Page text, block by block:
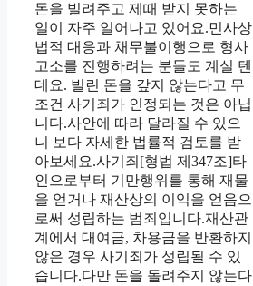
돈을 빌려주고 제때 받지 못하는
일이 자주 일어나고 있어요.민사상
법적 대응과 채무불이행으로 형사
고소를 진행하려는 분들도 계실 텐
데요. 빌린 돈을 갚지 않는다고 무
조건 사기죄가 인정되는 것은 아닙
니다.사안에 따라 달라질 수 있으
니 보다 자세한 법률적 검토를 받
아보세요.사기죄[형법 제347조]타
인으로부터 기만행위를 통해 재물
을 얻거나 재산상의 이익을 얻음으
로써 성립하는 범죄입니다.재산관
계에서 대여금, 차용금을 반환하지
않은 경우 사기죄가 성립될 수 있
습니다.다만 돈을 돌려주지 않는다